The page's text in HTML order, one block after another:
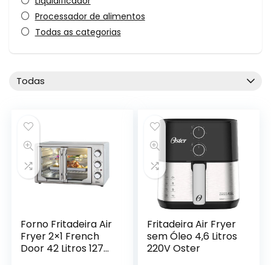
Processador de alimentos
Todas as categorias
Todas
Forno Fritadeira Air
Fryer 2×1 French
Door 42 Litros 127V
Fritadeira Air Fryer
sem Óleo 4,6 Litros
220V Oster